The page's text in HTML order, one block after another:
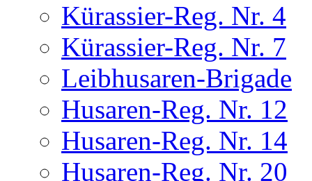
Kürassier-Reg. Nr. 4
Kürassier-Reg. Nr. 7
Leibhusaren-Brigade
Husaren-Reg. Nr. 12
Husaren-Reg. Nr. 14
Husaren-Reg. Nr. 20